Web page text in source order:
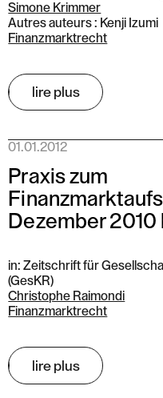
Simone Krimmer
Autres auteurs : Kenji Izumi
Finanzmarktrecht
lire plus
01.01.2012
Praxis zum
Dezember 2010
in: Zeitschrift für
(GesKR)
Christophe Raimondi
Finanzmarktrecht
lire plus